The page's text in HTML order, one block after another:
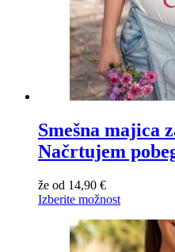
Smešna majica
Načrtujem
že od 14,90 €
Izberite možnost